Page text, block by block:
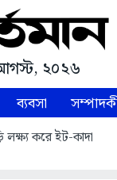
২০২৬
ব্যবসা
লক্ষ্য করে ইট-কাদা